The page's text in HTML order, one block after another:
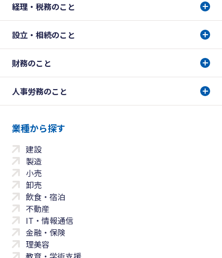
経理・税務のこと
設立・相続のこと
財務のこと
人事労務のこと
業種から探す
建設
製造
小売
卸売
飲食・宿泊
不動産
IT・情報通信
金融・保険
理美容